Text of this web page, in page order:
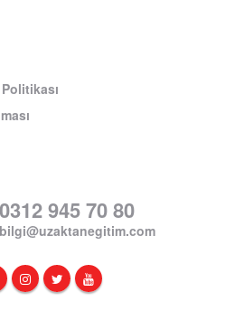
0312 945 70 80
bilgi@uzaktanegitim.com